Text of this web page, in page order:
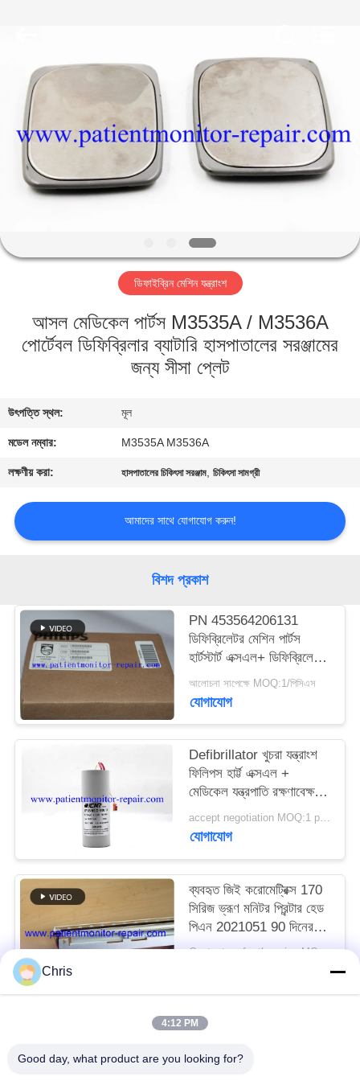
বাড়ি
পণ্য
ভিডিও
আমাদের
সম্বন্ধে
কারখানা
পরিদর্শন
নিয়ন্ত্রণ
আমাদের
সাথে
যোগাযোগ
উদ্ধৃতি
অনুরোধ
করুন
NEWS
SITEMAP
PRIVACY
POLICY
Reserved.
ডিফাইব্রিন মেশিন যন্ত্রাংশ
আসল মেডিকেল পার্টস M3535A / M3536A
পোর্টেবল ডিফিব্রিলার ব্যাটারি হাসপাতালের সরঞ্জামের
জন্য সীসা প্লেট
উৎপত্তি স্থল: মূল
মডেল নম্বার: M3535A M3536A
লক্ষণীয় করা: হাসপাতালের চিকিৎসা সরঞ্জাম,চিকিৎসা সামগ্রী
আমাদের সাথে যোগাযোগ করুন!
বিশদ প্রকাশ
PN 453564206131
ডিফিব্রিলেটর মেশিন পার্টস
হার্টস্টার্ট এক্সএল+ ডিফিব্রিলেটর
আলোচনা সাপেক্ষে MOQ:1/পিসিএস
যোগাযোগ
Defibrillator খুচরা যন্ত্রাংশ
ফিলিপস হার্ট্ট এক্সএল +
মেডিকেল যন্ত্রপাতি রক্ষণাবেক্ষণের
জন্য Defibrillator ক্যাপাসিটিaccept negotiation MOQ:1 pcs
যোগাযোগ
ব্যবহৃত জিই করোমেট্রিক্স 170
সিরিজ ভ্রূণ মনিটর প্রিন্টার হেড
পিএন 2021051 90 দিনের
ওয়ারেন্টি সহ
Contact us for the price MOQ:1
Chris
4:12 PM
Good day, what product are you looking for?